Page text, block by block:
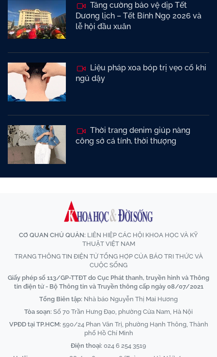
Tăng cường bảo vệ dịp Tết
Dương lịch – Tết Bính Ngọ 2026 và
lễ hội đầu xuân
Liệu pháp xoa bóp trị vẹo cổ khi
ngủ dậy
Thời trang denim giúp nàng
công sở cá tính, thời thượng
CƠ QUAN CHỦ QUẢN: LIÊN HIỆP CÁC HỘI KHOA HỌC VÀ KỸ
THUẬT VIỆT NAM
TRANG THÔNG TIN ĐIỆN TỬ TỔNG HỢP CỦA BÁO TRI THỨC VÀ
CUỘC SỐNG
Giấy phép số 113/GP-TTĐT do Cục Phát thanh, truyền hình và Thông
tin điện tử - Bộ Thông tin và Truyền thông cấp ngày 08/07/2021
Tổng Biên tập: Nhà báo Nguyễn Thị Mai Hương
Tòa soạn: Số 70 Trần Hưng Đạo, phường Cửa Nam, Hà Nội
VPĐD tại TP.HCM: 590/24 Phan Văn Trị, phường Hạnh Thông, Thành
phố Hồ Chí Minh
Điện thoại: 024 6 254 3519